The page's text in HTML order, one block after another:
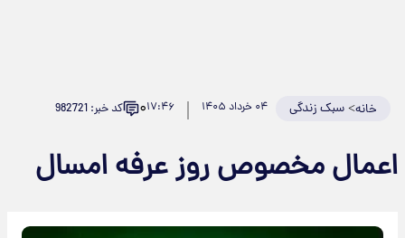
خانه>سبک زندگی ۰۴ خرداد ۱۴۰۵ ۱۷:۴۶۰ کد خبر: 982721
اعمال مخصوص روز عرفه امسال